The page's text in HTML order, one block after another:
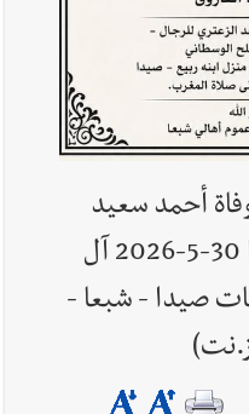
كيف نحمي لبنان؟
راتب النائب من 3 آلاف إلى 5 آلاف دولار شهرياً...
أحمد سعيد
الزغبي - التعازي في صيدا 30-5-2026 آل
صيدا - شبعا -